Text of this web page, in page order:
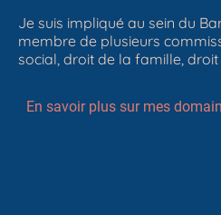
Je suis impliqué au sein du
membre de plusieurs
social, droit de la famille,
En savoir plus sur mes